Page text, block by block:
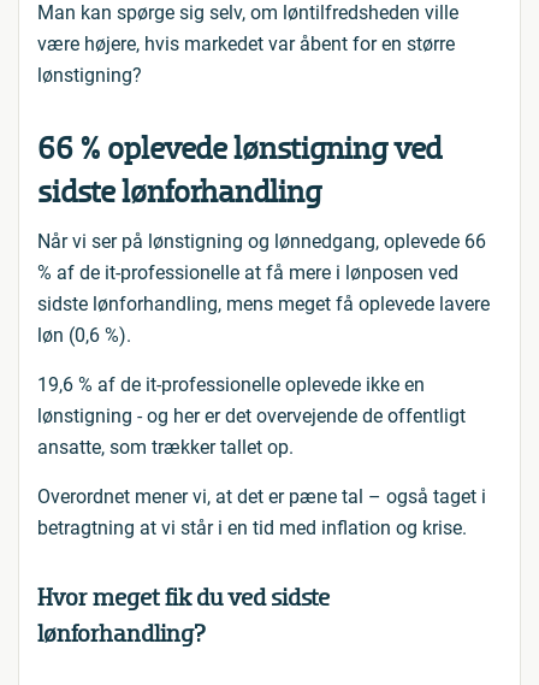
Man kan spørge sig selv, om løntilfredsheden ville
være højere, hvis markedet var åbent for en større
lønstigning?
66 % oplevede lønstigning ved
sidste lønforhandling
Når vi ser på lønstigning og lønnedgang, oplevede 66
% af de it-professionelle at få mere i lønposen ved
sidste lønforhandling, mens meget få oplevede lavere
løn (0,6 %).
19,6 % af de it-professionelle oplevede ikke en
lønstigning - og her er det overvejende de offentligt
ansatte, som trækker tallet op.
Overordnet mener vi, at det er pæne tal – også taget i
betragtning at vi står i en tid med inflation og krise.
Hvor meget fik du ved sidste
lønforhandling?